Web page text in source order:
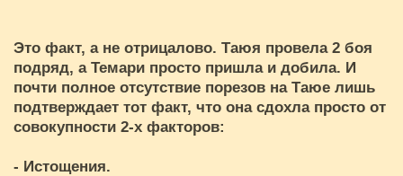
Это факт, а не отрицалово. Таюя провела 2 боя
подряд, а Темари просто пришла и добила. И
почти полное отсутствие порезов на Таюе лишь
подтверждает тот факт, что она сдохла просто от
совокупности 2-х факторов:
- Истощения.